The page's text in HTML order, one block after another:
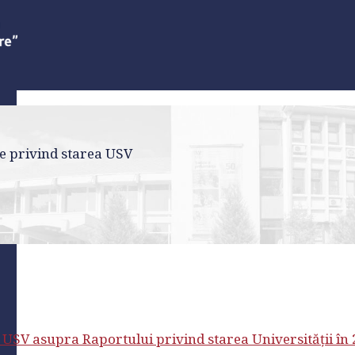
privind starea USV
asupra Raportului privind starea Universității în